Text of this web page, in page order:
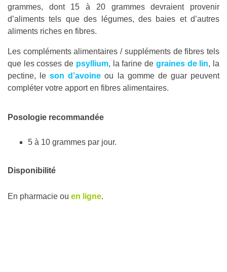
grammes, dont 15 à 20 grammes devraient provenir
d’aliments tels que des légumes, des baies et d’autres
aliments riches en fibres.
Les compléments alimentaires / suppléments de fibres tels
que les cosses de psyllium, la farine de graines de lin, la
pectine, leson d’avoine ou la gomme de guar peuvent
compléter votre apport en fibres alimentaires.
Posologie recommandée
5 à 10 grammes par jour.
Disponibilité
En pharmacie ou en ligne.